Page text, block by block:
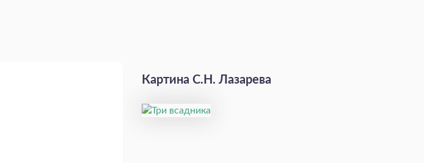
Картина С.Н. Лазарева